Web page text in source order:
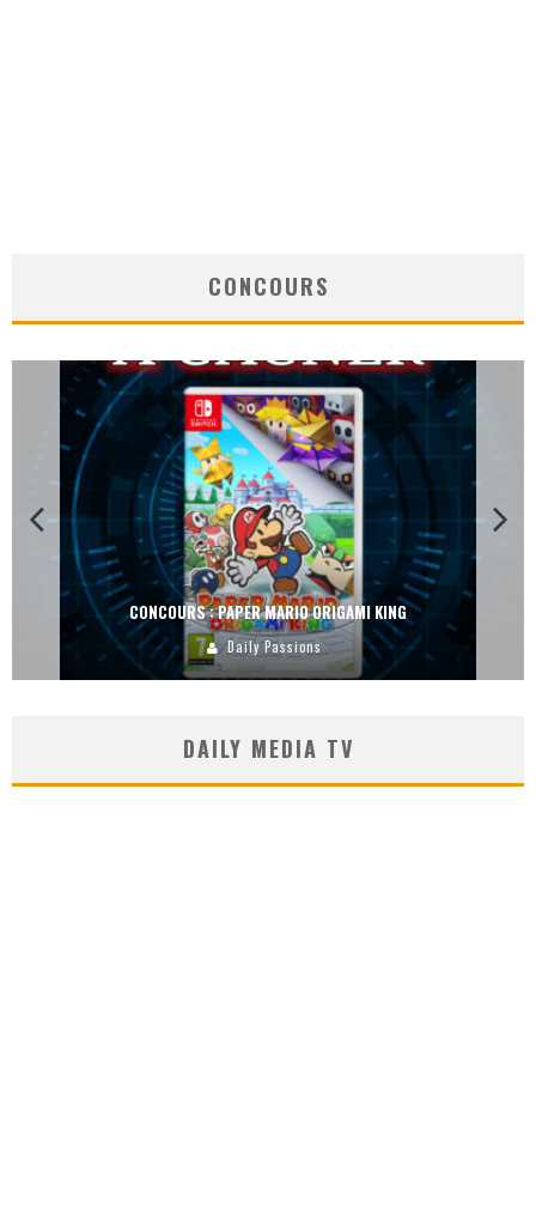
CONCOURS
CONCOURS : PAPER MARIO ORIGAMI KING
Daily Passions
DAILY MEDIA TV